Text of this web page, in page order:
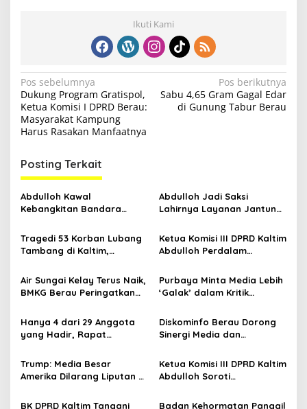
Ikuti Kami
N
a
v
i
g
a
s
i
p
o
s
Pos sebelumnya
Dukung Program Gratispol,
Ketua Komisi I DPRD Berau:
Masyarakat Kampung
Harus Rasakan Manfaatnya
Pos berikutnya
Sabu 4,65 Gram Gagal Edar
di Gunung Tabur Berau
Posting Terkait
Abdulloh Kawal
Kebangkitan Bandara
Dorong Keberlanjutan
Proyek Strategis
Abdulloh Jadi Saksi
Lahirnya Layanan Jantung
Jawaban Kebutuhan
Rakyat
Tragedi 53 Korban Lubang
Tambang di Kaltim,
Total Tata Kelola
Ketua Komisi III DPRD Kaltim
Abdulloh Perdalam
Bangku Doktoral
Air Sungai Kelay Terus Naik,
BMKG Berau Peringatkan
Purbaya Minta Media Lebih
‘Galak’ dalam Kritik
‘Mingkem’
Hanya 4 dari 29 Anggota
yang Hadir, Rapat
LHP BPK Batal
Diskominfo Berau Dorong
Sinergi Media dan
Relasi Media Lokal
Trump: Media Besar
Amerika Dilarang Liputan di
Ketua Komisi III DPRD Kaltim
Abdulloh Soroti
Pembangunan Jalan Akibat
BK DPRD Kaltim Tangani Badan Kehormatan Panggil